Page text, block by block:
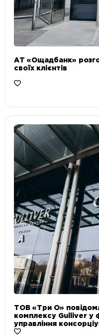
АТ «Ощадбанк»
своїх клієнтів
ТОВ «Три О»
комплексу Gulliver у
управління